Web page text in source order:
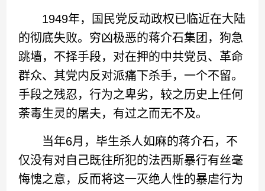
1949年，国民党反动政权已临近在大陆
的彻底失败。穷凶极恶的蒋介石集团，狗急
跳墙，不择手段，对在押的中共党员、革命
群众、其党内反对派痛下杀手，一个不留。
手段之残忍，行为之卑劣，较之历史上任何
荼毒生灵的屠夫，有过之而无不及。
当年6月，毕生杀人如麻的蒋介石，不
仅没有对自己既往所犯的法西斯暴行有丝毫
悔愧之意，反而将这一灭绝人性的暴虐行为